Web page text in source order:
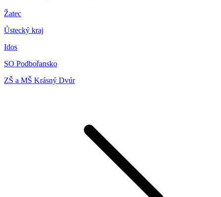
Žatec
Ústecký kraj
Idos
SO Podbořansko
ZŠ a MŠ Krásný Dvúr